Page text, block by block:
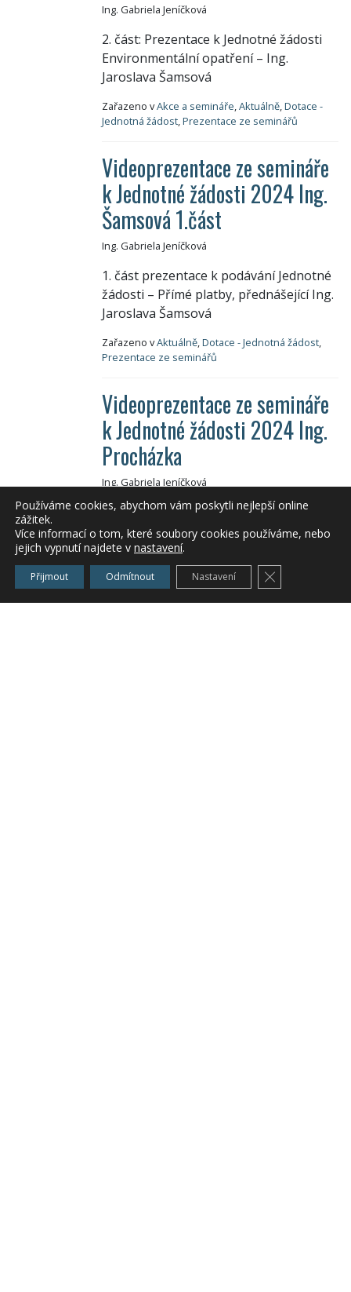
Ing. Gabriela Jeníčková
2. část: Prezentace k Jednotné žádosti
Environmentální opatření – Ing.
Jaroslava Šamsová
Zařazeno vAkce a semináře,Aktuálně,Dotace -
Jednotná žádost,Prezentace ze seminářů
Videoprezentace ze semináře
k Jednotné žádosti 2024 Ing.
Šamsová 1.část
Ing. Gabriela Jeníčková
1. část prezentace k podávání Jednotné
žádosti – Přímé platby, přednášející Ing.
Jaroslava Šamsová
Zařazeno vAktuálně,Dotace - Jednotná žádost,
Prezentace ze seminářů
Videoprezentace ze semináře
k Jednotné žádosti 2024 Ing.
Procházka
Ing. Gabriela Jeníčková
Rady a porady k podání Jednotné
žádosti RO SZIF Praha
Jednotná žádost
Prezentace ze seminářů
04/04/24 Prezentace Ing. Šamsové:
Používáme cookies, abychom vám poskytli nejlepší online
zážitek.
Více informací o tom, které soubory cookies používáme, nebo
jejich vypnutí najdete v nastavení.
Přijmout Odmítnout Nastavení Zavřít cookie